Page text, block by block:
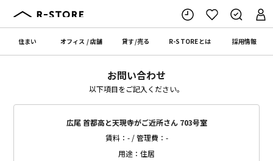
住まい オフィス /店舗 貸す/売る R-STOREとは 採用情報
お問い合わせ
以下項目をご記入ください。
広尾 首都高と天現寺がご近所さん 703号室
賃料：- / 管理費：-
用途：住居